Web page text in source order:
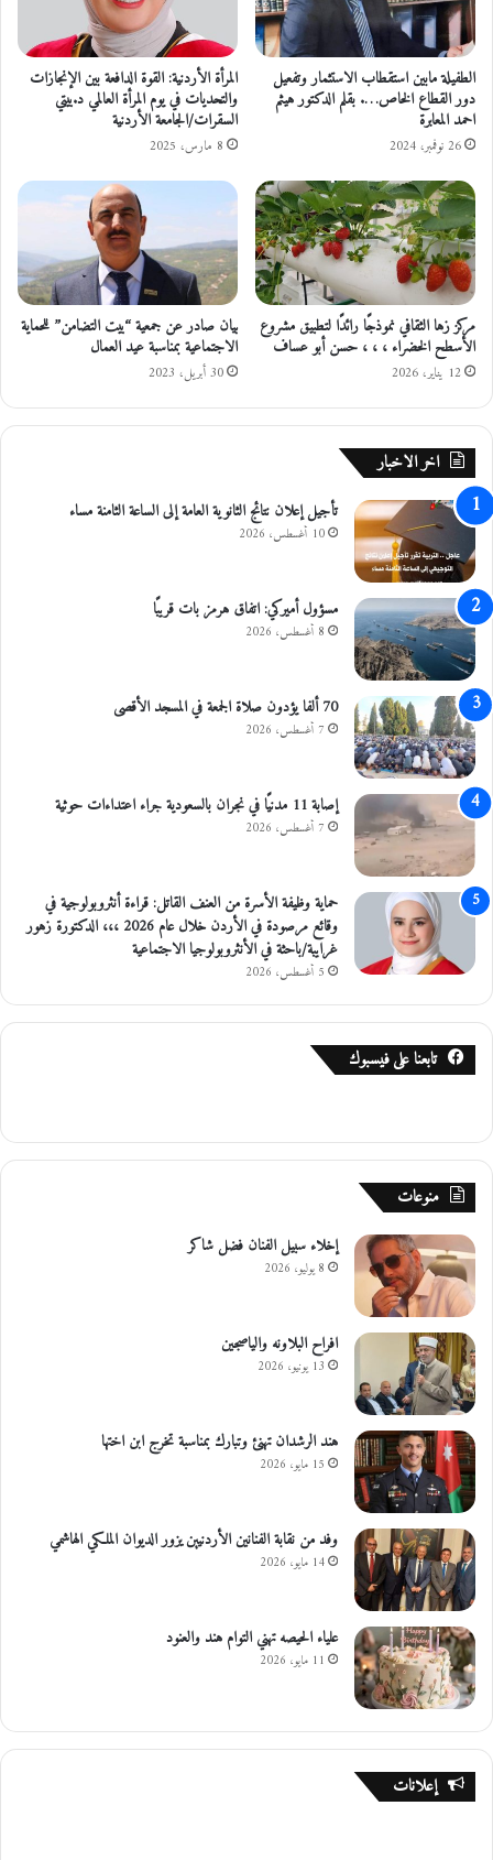
ن
ا
ل
م
ن
ح
ة
ل
ا
م
ي
ر
ك
ي
ة
ب
ي
م
6
0
م
ل
ي
و
ن
د
و
ل
ا
ر
الطفيلة مابين استقطاب الاستثمار وتفعيل
دور القطاع الخاص…. بقلم الدكتور هيثم
احمد المعابرة
26 نوفمبر، 2024
المرأة الأردنية: القوة الدافعة بين الإنجازات
والتحديات في يوم المرأة العالمي د.بيتي
السقرات/الجامعة الأردنية
8 مارس، 2025
مركز زها الثقافي نموذجًا رائدًا لتطبيق مشروع
الأسطح الخضراء ، ، ، حسن أبو عساف
12 يناير، 2026
بيان صادر عن جمعية “بيت التضامن” للحماية
الاجتماعية بمناسبة عيد العمال
30 أبريل، 2023
اخر الاخبار
تأجيل إعلان نتائج الثانوية العامة إلى الساعة الثامنة مساء
10 أغسطس، 2026
مسؤول أميركي: اتفاق هرمز بات قريبًا
8 أغسطس، 2026
70 ألفا يؤدون صلاة الجمعة في المسجد الأقصى
7 أغسطس، 2026
إصابة 11 مدنيًا في نجران بالسعودية جراء اعتداءات حوثية
7 أغسطس، 2026
حماية وظيفة الأسرة من العنف القاتل: قراءة أنثروبولوجية في
وقائع مرصودة في الأردن خلال عام 2026 ،،، الدكتورة زهور
غرايبة/باحثة في الأنثروبولوجيا الاجتماعية
5 أغسطس، 2026
تابعنا على فيسبوك
منوعات
إخلاء سبيل الفنان فضل شاكر
8 يوليو، 2026
افراح البلاونه والياصجين
13 يونيو، 2026
هند الرشدان تهنئ وتبارك بمناسبة تخرج ابن اختها
15 مايو، 2026
وفد من نقابة الفنانين الأردنيين يزور الديوان الملكي الهاشمي
14 مايو، 2026
علياء الحيصه تهني التوام هند والعنود
11 مايو، 2026
إعلانات